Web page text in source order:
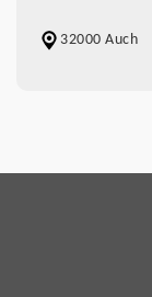
32000 Auch